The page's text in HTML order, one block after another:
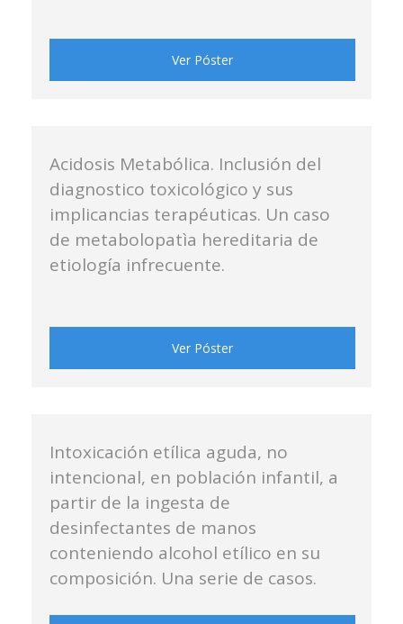
Ver Póster
Acidosis Metabólica. Inclusión del
diagnostico toxicológico y sus
implicancias terapéuticas. Un caso
de metabolopatìa hereditaria de
etiología infrecuente.
Ver Póster
Intoxicación etílica aguda, no
intencional, en población infantil, a
partir de la ingesta de
desinfectantes de manos
conteniendo alcohol etílico en su
composición. Una serie de casos.